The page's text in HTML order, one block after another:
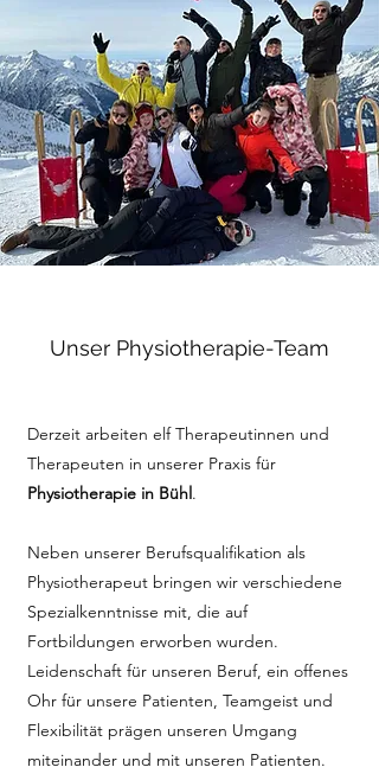
Unser Physiotherapie-Team
Derzeit arbeiten elf Therapeutinnen und
Therapeuten in unserer Praxis für
Physiotherapie in Bühl.
Neben unserer Berufsqualifikation als
Physiotherapeut bringen wir verschiedene
Spezialkenntnisse mit, die auf
Fortbildungen erworben wurden.
Leidenschaft für unseren Beruf, ein offenes
Ohr für unsere Patienten, Teamgeist und
Flexibilität prägen unseren Umgang
miteinander und mit unseren Patienten.